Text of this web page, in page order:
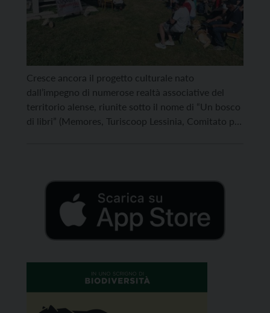
Cresce ancora il progetto culturale nato
dall’impegno di numerose realtà associative del
territorio alense, riunite sotto il nome di “Un bosco
di libri” (Memores, Turiscoop Lessinia, Comitato per